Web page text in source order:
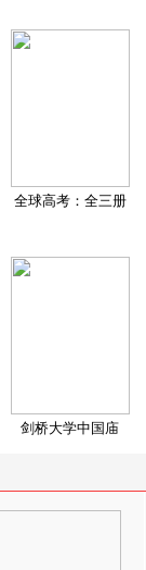
全球高考：全三册
剑桥大学中国庙